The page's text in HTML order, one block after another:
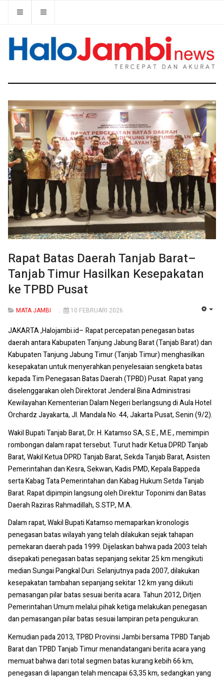
Rapat Batas Daerah Tanjab Barat–
Tanjab Timur Hasilkan Kesepakatan
ke TPBD Pusat
MATA JAMBI 10 FEBRUARI 2026
JAKARTA ,Halojambi.id– Rapat percepatan penegasan batas
daerah antara Kabupaten Tanjung Jabung Barat (Tanjab Barat) dan
Kabupaten Tanjung Jabung Timur (Tanjab Timur) menghasilkan
kesepakatan untuk menyerahkan penyelesaian sengketa batas
kepada Tim Penegasan Batas Daerah (TPBD) Pusat. Rapat yang
diselenggarakan oleh Direktorat Jenderal Bina Administrasi
Kewilayahan Kementerian Dalam Negeri berlangsung di Aula Hotel
Orchardz Jayakarta, Jl. Mandala No. 44, Jakarta Pusat, Senin (9/2).
Wakil Bupati Tanjab Barat, Dr. H. Katamso SA, S.E., M.E., memimpin
rombongan dalam rapat tersebut. Turut hadir Ketua DPRD Tanjab
Barat, Wakil Ketua DPRD Tanjab Barat, Sekda Tanjab Barat, Asisten
Pemerintahan dan Kesra, Sekwan, Kadis PMD, Kepala Bappeda
serta Kabag Tata Pemerintahan dan Kabag Hukum Setda Tanjab
Barat. Rapat dipimpin langsung oleh Direktur Toponimi dan Batas
Daerah Raziras Rahmadillah, S.STP., M.A.
Dalam rapat, Wakil Bupati Katamso memaparkan kronologis
penegasan batas wilayah yang telah dilakukan sejak tahapan
pemekaran daerah pada 1999. Dijelaskan bahwa pada 2003 telah
disepakati penegasan batas sepanjang sekitar 25 km mengikuti
median Sungai Pangkal Duri. Selanjutnya pada 2007, dilakukan
kesepakatan tambahan sepanjang sekitar 12 km yang diikuti
pemasangan pilar batas sesuai berita acara. Tahun 2012, Ditjen
Pemerintahan Umum melalui pihak ketiga melakukan penegasan
dan pemasangan pilar batas sesuai lampiran peta pengukuran.
Kemudian pada 2013, TPBD Provinsi Jambi bersama TPBD Tanjab
Barat dan TPBD Tanjab Timur menandatangani berita acara yang
memuat bahwa dari total segmen batas kurang kebih 66 km,
penegasan di lapangan telah mencapai 63,35 km, sedangkan yang